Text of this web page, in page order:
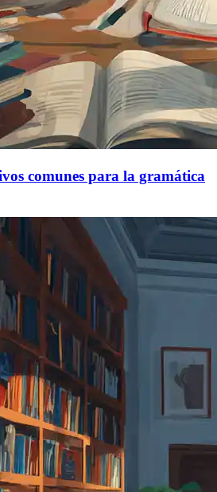
comunes para la gramática